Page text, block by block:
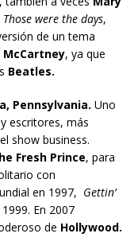
Those were the days,
de un tema
McCartney, ya que
Beatles.
Pennsylvania. Uno
escritores, más
show business.
Fresh Prince, para
con
en 1997, Gettin’
En 2007
de Hollywood.